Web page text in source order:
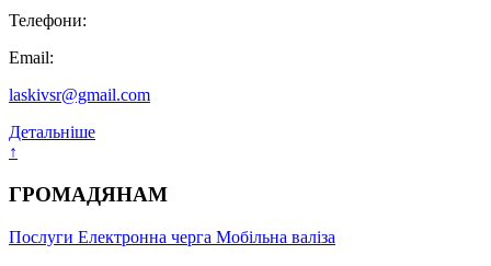
Телефони:
Email:
laskivsr@gmail.com
Детальніше
↑
ГРОМАДЯНАМ
Послуги Електронна черга Мобільна валіза